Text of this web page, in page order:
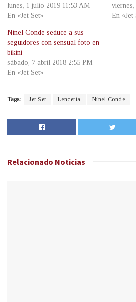
lunes, 1 julio 2019 11:53 AM
En «Jet Set»
viernes,
En «Jet
Ninel Conde seduce a sus
seguidores con sensual foto en
bikini
sábado, 7 abril 2018 2:55 PM
En «Jet Set»
Tags: Jet Set Lencería Ninel Conde
Relacionado Noticias